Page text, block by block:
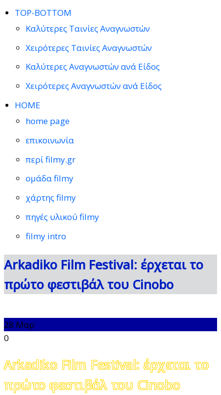
TOP-BOTTOM
Καλύτερες Ταινίες Αναγνωστών
Χειρότερες Ταινίες Αναγνωστών
Καλύτερες Αναγνωστών ανά Είδος
Χειρότερες Αναγνωστών ανά Είδος
HOME
home page
επικοινωνία
περί filmy.gr
ομάδα filmy
χάρτης filmy
πηγές υλικού filmy
filmy intro
Arkadiko Film Festival: έρχεται το
πρώτο φεστιβάλ του Cinobo
28 Μαρ
0
Arkadiko Film Festival: έρχεται το
πρώτο φεστιβάλ του Cinobo